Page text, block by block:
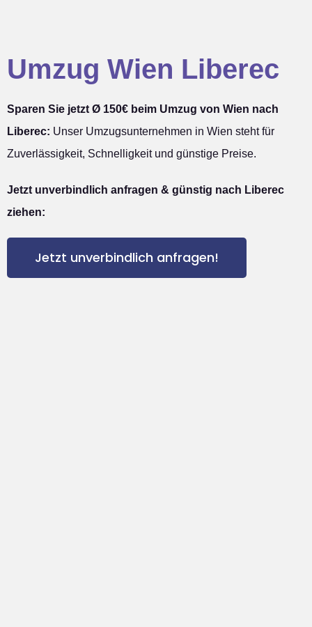
Umzug Wien Liberec
Sparen Sie jetzt Ø 150€ beim Umzug von Wien nach
Liberec: Unser Umzugsunternehmen in Wien steht für
Zuverlässigkeit, Schnelligkeit und günstige Preise.
Jetzt unverbindlich anfragen & günstig nach Liberec
ziehen:
Jetzt unverbindlich anfragen!